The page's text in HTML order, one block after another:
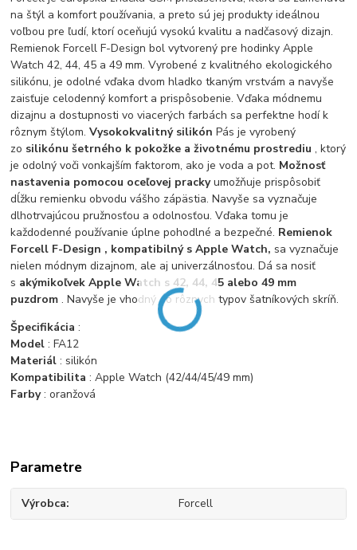
na štýl a komfort používania, a preto sú jej produkty ideálnou
voľbou pre ľudí, ktorí oceňujú vysokú kvalitu a nadčasový dizajn.
Remienok Forcell F-Design bol vytvorený pre hodinky Apple
Watch 42, 44, 45 a 49 mm. Vyrobené z kvalitného ekologického
silikónu, je odolné vďaka dvom hladko tkaným vrstvám a navyše
zaisťuje celodenný komfort a prispôsobenie. Vďaka módnemu
dizajnu a dostupnosti vo viacerých farbách sa perfektne hodí k
rôznym štýlom.Vysokokvalitný silikónPás je vyrobený
zo silikónu šetrného k pokožke a životnému prostrediu , ktorý
je odolný voči vonkajším faktorom, ako je voda a pot. Možnosť
nastavenia pomocou oceľovej prackyumožňuje prispôsobiť
dĺžku remienku obvodu vášho zápästia. Navyše sa vyznačuje
dlhotrvajúcou pružnosťou a odolnosťou. Vďaka tomu je
každodenné používanie úplne pohodlné a bezpečné. Remienok
Forcell F-Design , kompatibilný s Apple Watch, sa vyznačuje
nielen módnym dizajnom, ale aj univerzálnosťou. Dá sa nosiť
s akýmikoľvek Apple Watch s 42, 44, 45 alebo 49 mm
puzdrom . Navyše je vhodný do rôznych typov šatníkových skríň.
Špecifikácia :
Model : FA12
Materiál : silikón
Kompatibilita : Apple Watch (42/44/45/49 mm)
Farby: oranžová
Parametre
Výrobca Forcell